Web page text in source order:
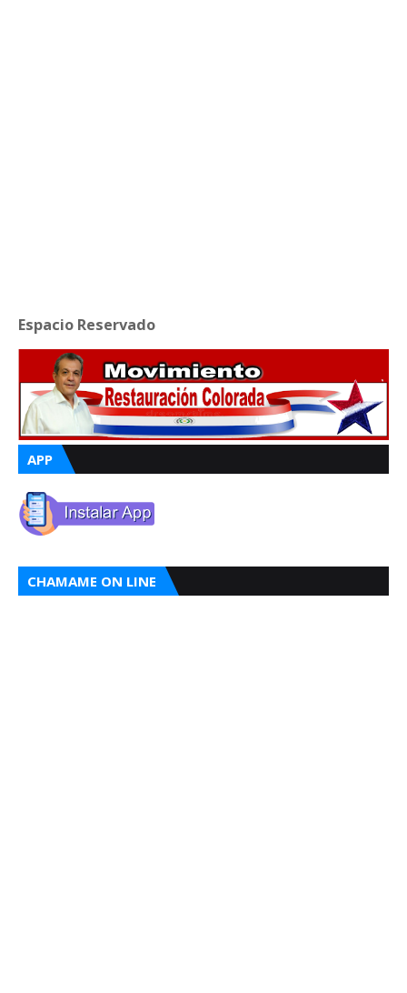
Espacio Reservado
APP
CHAMAME ON LINE